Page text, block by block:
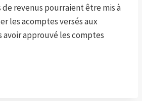
revenus pourraient être mis à
les acomptes versés aux
avoir approuvé les comptes